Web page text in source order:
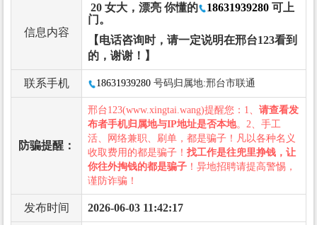
信息内容
20 女大，漂亮 你懂的 18631939280 可上
门。
【电话咨询时，请一定说明在邢台123看到
的，谢谢！】
联系手机 18631939280 号码归属地:邢台市联通
防骗提醒：
邢台123(www.xingtai.wang)提醒您：1、 请查看发
布者手机归属地与IP地址是否本地。2、手工
活、网络兼职、刷单，都是骗子！凡以各种名义
收取费用的都是骗子！ 找工作是往兜里挣钱，让
你往外掏钱的都是骗子 ！异地招聘请提高警惕，
谨防诈骗！
发布时间 2026-06-03 11:42:17